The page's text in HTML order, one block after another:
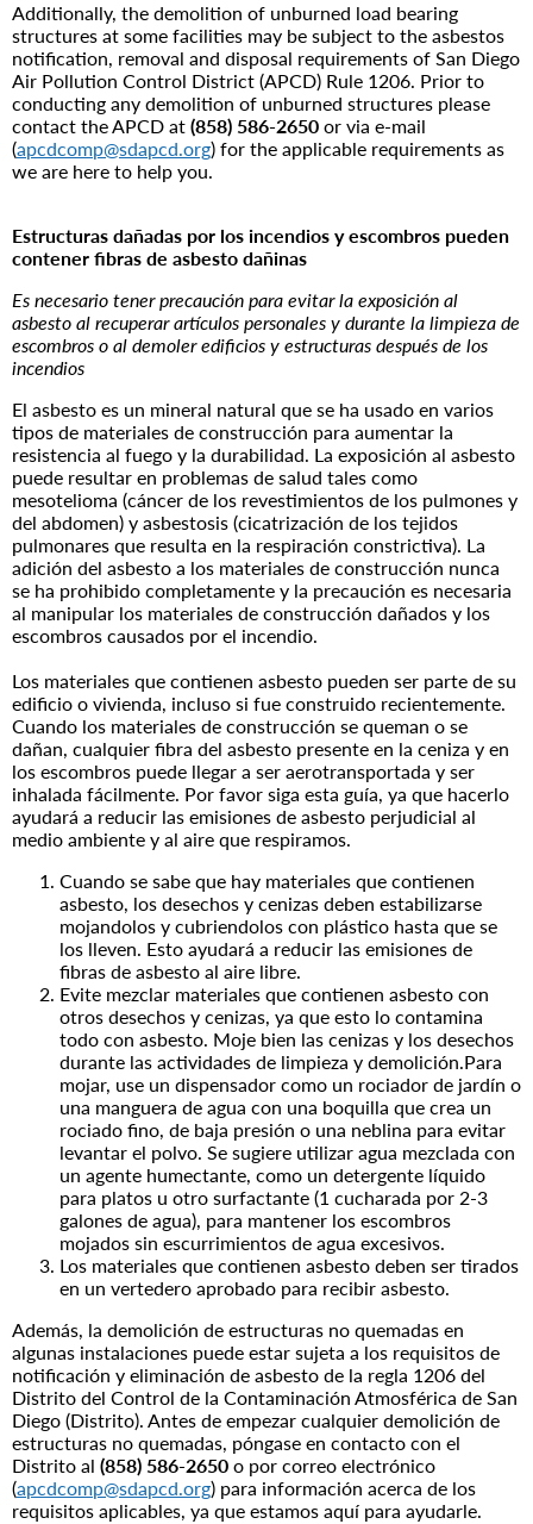
Additionally, the demolition of unburned load bearing
structures at some facilities may be subject to the asbestos
notification, removal and disposal requirements of San Diego
Air Pollution Control District (APCD) Rule 1206. Prior to
conducting any demolition of unburned structures please
contact the APCD at (858) 586-2650 or via e-mail
(apcdcomp@sdapcd.org) for the applicable requirements as
we are here to help you.
Estructuras dañadas por los incendios y escombros pueden
contener fibras de asbesto dañinas
Es necesario tener precaución para evitar la exposición al
asbesto al recuperar artículos personales y durante la limpieza de
escombros o al demoler edificios y estructuras después de los
incendios
El asbesto es un mineral natural que se ha usado en varios
tipos de materiales de construcción para aumentar la
resistencia al fuego y la durabilidad. La exposición al asbesto
puede resultar en problemas de salud tales como
mesotelioma (cáncer de los revestimientos de los pulmones y
del abdomen) y asbestosis (cicatrización de los tejidos
pulmonares que resulta en la respiración constrictiva). La
adición del asbesto a los materiales de construcción nunca
se ha prohibido completamente y la precaución es necesaria
al manipular los materiales de construcción dañados y los
escombros causados por el incendio.
Los materiales que contienen asbesto pueden ser parte de su
edificio o vivienda, incluso si fue construido recientemente.
Cuando los materiales de construcción se queman o se
dañan, cualquier fibra del asbesto presente en la ceniza y en
los escombros puede llegar a ser aerotransportada y ser
inhalada fácilmente. Por favor siga esta guía, ya que hacerlo
ayudará a reducir las emisiones de asbesto perjudicial al
medio ambiente y al aire que respiramos.
Cuando se sabe que hay materiales que contienen
asbesto, los desechos y cenizas deben estabilizarse
mojandolos y cubriendolos con plástico hasta que se
los lleven. Esto ayudará a reducir las emisiones de
fibras de asbesto al aire libre.
Evite mezclar materiales que contienen asbesto con
otros desechos y cenizas, ya que esto lo contamina
todo con asbesto. Moje bien las cenizas y los desechos
durante las actividades de limpieza y demolición.Para
mojar, use un dispensador como un rociador de jardín o
una manguera de agua con una boquilla que crea un
rociado fino, de baja presión o una neblina para evitar
levantar el polvo. Se sugiere utilizar agua mezclada con
un agente humectante, como un detergente líquido
para platos u otro surfactante (1 cucharada por 2-3
galones de agua), para mantener los escombros
mojados sin escurrimientos de agua excesivos.
Los materiales que contienen asbesto deben ser tirados
en un vertedero aprobado para recibir asbesto.
Además, la demolición de estructuras no quemadas en
algunas instalaciones puede estar sujeta a los requisitos de
notificación y eliminación de asbesto de la regla 1206 del
Distrito del Control de la Contaminación Atmosférica de San
Diego (Distrito). Antes de empezar cualquier demolición de
estructuras no quemadas, póngase en contacto con el
Distrito al (858) 586-2650 o por correo electrónico
(apcdcomp@sdapcd.org) para información acerca de los
requisitos aplicables, ya que estamos aquí para ayudarle.